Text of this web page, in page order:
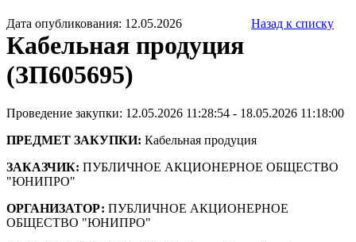
Дата опубликования: 12.05.2026 Назад к списку
Кабельная продуция
(ЗП605695)
Проведение закупки: 12.05.2026 11:28:54 - 18.05.2026 11:18:00
ПРЕДМЕТ ЗАКУПКИ: Кабельная продуция
ЗАКАЗЧИК: ПУБЛИЧНОЕ АКЦИОНЕРНОЕ ОБЩЕСТВО
"ЮНИПРО"
ОРГАНИЗАТОР: ПУБЛИЧНОЕ АКЦИОНЕРНОЕ
ОБЩЕСТВО "ЮНИПРО"